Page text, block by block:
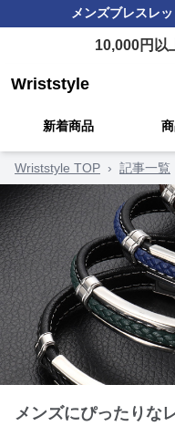
メンズブレスレッ
10,000円以
Wriststyle
新着商品
Wriststyle TOP › 記事一覧
メンズにぴったりな